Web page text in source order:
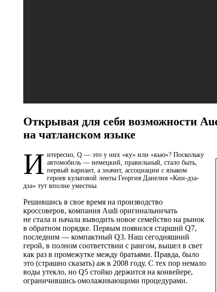
Открывая для себя возможности
на чатланском языке
И нтересно, Q — это у них «ку» или «кью»? Поскольку
автомобиль — немецкий, правильный, стало быть,
первый вариант, а значит, ассоциации с языком
героев культовой ленты Георгия Данелия «Кин-дза-
дза» тут вполне уместны.
Решившись в свое время на производство
кроссоверов, компания Audi оригинальничать
не стала и начала выводить новое семейство на рынок
в обратном порядке. Первым появился старший Q7,
последним — компактный Q3. Наш сегодняшний
герой, в полном соответствии с рангом, вышел в свет
как раз в промежутке между братьями. Правда, было
это (страшно сказать) аж в 2008 году. С тех пор немало
воды утекло, но Q5 стойко держится на конвейере,
ограничившись омолаживающими процедурами.